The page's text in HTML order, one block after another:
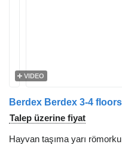
VIDEO
Talep üzerine fiyat
Hayvan taşıma yarı römorku